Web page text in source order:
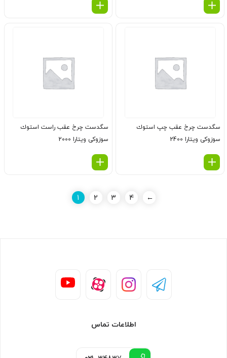
سگدست چرخ عقب چپ استوك
سوزوکی ویتارا 2400
سگدست چرخ عقب راست استوك
سوزوکی ویتارا 2000
1 2 3 4 ←
اطلاعات تماس